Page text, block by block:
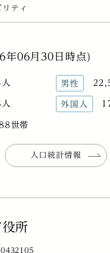
ティ
年06月30日時点)
男性
外国人
世帯
人口統計情報
所